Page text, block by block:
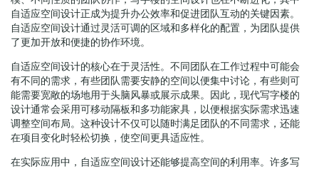
自适应空间设计正成为提升办公效率和促进团队互动的关键因素。
自适应空间设计通过灵活可调的区域和多样化的配置，为团队提供
了更加开放和便捷的协作环境。
自适应空间设计的核心在于灵活性。不同团队在工作过程中可能会
有不同的需求，有些团队需要安静的空间以便集中讨论，有些则可
能需要宽敞的场地用于头脑风暴或展示成果。因此，现代写字楼的
设计通常会采用可移动隔板和多功能家具，以便根据实际需求迅速
调整空间布局。这种设计不仅可以随时满足团队的不同需求，还能
在项目变化时轻松切换，使空间更具适应性。
在实际应用中，自适应空间设计还能够提高空间的利用率。许多写